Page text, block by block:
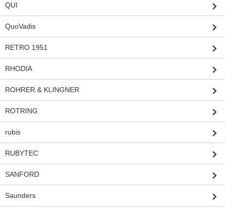
QUI
QuoVadis
RETRO 1951
RHODIA
ROHRER & KLINGNER
ROTRING
rubis
RUBYTEC
SANFORD
Saunders